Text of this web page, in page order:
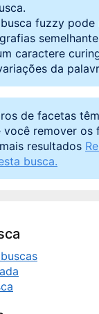
fuzzy pode
caractere
da
de facetas
você remover os
resultados
busca.